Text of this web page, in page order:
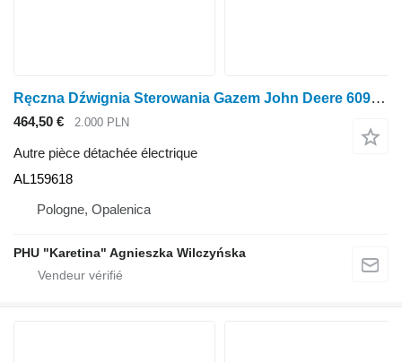
Ręczna Dźwignia Sterowania Gazem John Deere 6090M 6100M 6120M 6130M 6020 6920 6930 Levier de commande manuelle AL159618 pour tracteur à roues John Deere 6090M 6100M 6120M 6130M 6020 6920 6930
464,50 € 2.000 PLN
Autre pièce détachée électrique
AL159618
Pologne, Opalenica
PHU "Karetina" Agnieszka Wilczyńska